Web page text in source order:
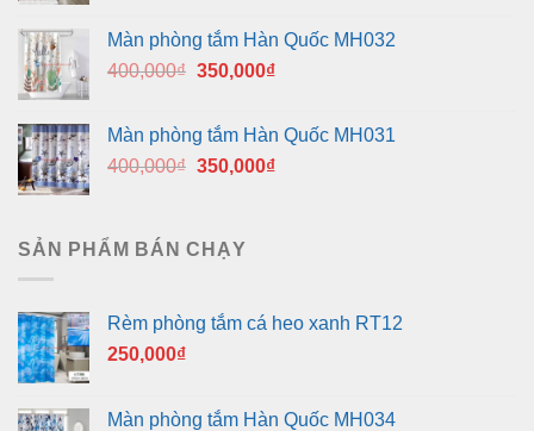
400,000₫.là:
350,000₫.
Màn phòng tắm Hàn Quốc MH032
400,000₫ Giá
400,000₫.
350,000₫Giá
là:
350,000₫.
Màn phòng tắm Hàn Quốc MH031
400,000₫ Giá
400,000₫.
350,000₫Giá
SẢN PHẨM BÁN CHẠY
Rèm phòng tắm cá heo xanh RT12
250,000₫
Màn phòng tắm Hàn Quốc MH034